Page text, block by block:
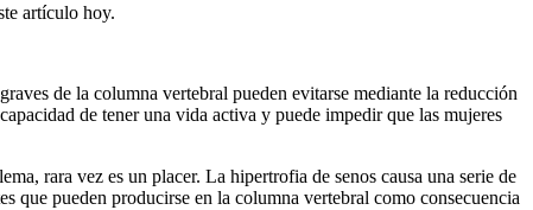
artículo hoy.
de la columna vertebral pueden evitarse mediante la reducción
de tener una vida activa y puede impedir que las mujeres
rara vez es un placer. La hipertrofia de senos causa una serie de
que pueden producirse en la columna vertebral como consecuencia